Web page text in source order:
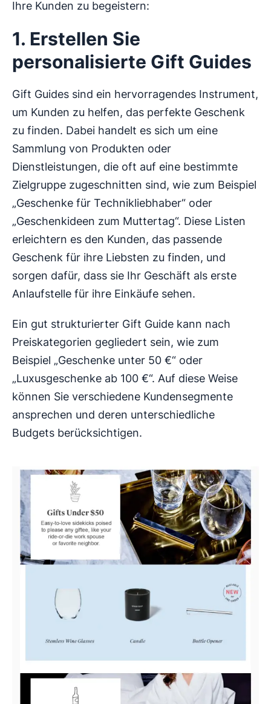
Ihre Kunden zu begeistern:
1. Erstellen Sie
personalisierte Gift Guides
Gift Guides sind ein hervorragendes Instrument,
um Kunden zu helfen, das perfekte Geschenk
zu finden. Dabei handelt es sich um eine
Sammlung von Produkten oder
Dienstleistungen, die oft auf eine bestimmte
Zielgruppe zugeschnitten sind, wie zum Beispiel
„Geschenke für Technikliebhaber“ oder
„Geschenkideen zum Muttertag“. Diese Listen
erleichtern es den Kunden, das passende
Geschenk für ihre Liebsten zu finden, und
sorgen dafür, dass sie Ihr Geschäft als erste
Anlaufstelle für ihre Einkäufe sehen.
Ein gut strukturierter Gift Guide kann nach
Preiskategorien gegliedert sein, wie zum
Beispiel „Geschenke unter 50 €“ oder
„Luxusgeschenke ab 100 €“. Auf diese Weise
können Sie verschiedene Kundensegmente
ansprechen und deren unterschiedliche
Budgets berücksichtigen.